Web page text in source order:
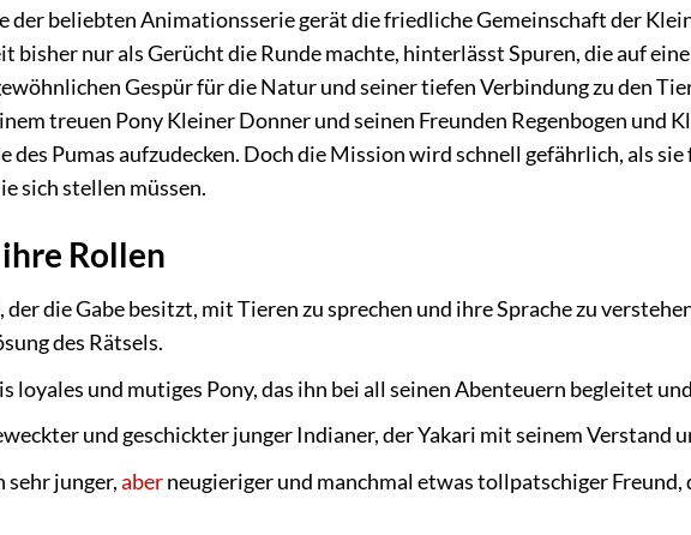
der beliebten Animationsserie gerät die friedliche Gemeinschaft der
bisher nur als Gerücht die Runde machte, hinterlässt Spuren, die auf
Gespür für die Natur und seiner tiefen Verbindung zu den
treuen Pony Kleiner Donner und seinen Freunden Regenbogen und
Pumas aufzudecken. Doch die Mission wird schnell gefährlich, als
sich stellen müssen.
Rollen
der die Gabe besitzt, mit Tieren zu sprechen und ihre Sprache zu
des Rätsels.
loyales und mutiges Pony, das ihn bei all seinen Abenteuern begleitet
und geschickter junger Indianer, der Yakari mit seinem Verstand
sehr junger,aberneugieriger und manchmal etwas tollpatschiger